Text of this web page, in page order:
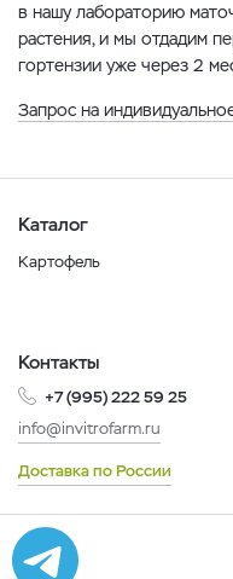
в нашу лабораторию
растения, и мы отдадим
гортензии уже через 2
Запрос на
Каталог
Картофель
Контакты
+7 (995) 222 59 25
info@invitrofarm.ru
Доставка по России